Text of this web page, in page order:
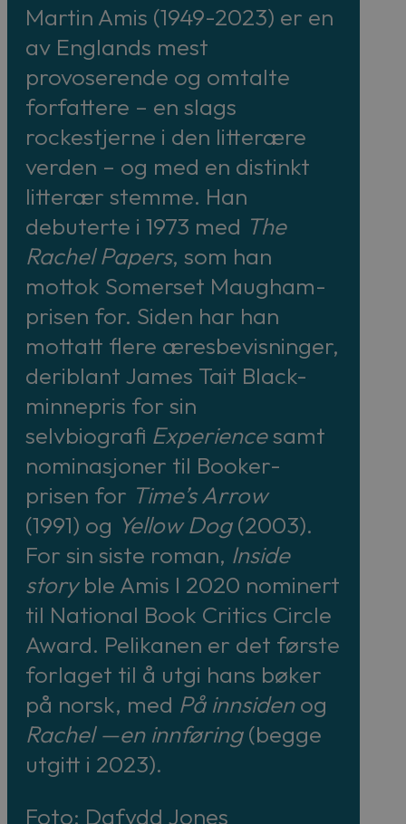
Martin Amis (1949-2023) er en
av Englands mest
provoserende og omtalte
forfattere – en slags
rockestjerne i den litterære
verden – og med en distinkt
litterær stemme. Han
debuterte i 1973 med The
Rachel Papers, som han
mottok Somerset Maugham-
prisen for. Siden har han
mottatt flere æresbevisninger,
deriblant James Tait Black-
minnepris for sin
selvbiografi Experiencesamt
nominasjoner til Booker-
prisen for Time’s Arrow
(1991) og Yellow Dog(2003).
For sin siste roman, Inside
storyble Amis I 2020 nominert
til National Book Critics Circle
Award. Pelikanen er det første
forlaget til å utgi hans bøker
på norsk, med På innsidenog
Rachel —en innføring(begge
utgitt i 2023).
Foto: Dafydd Jones